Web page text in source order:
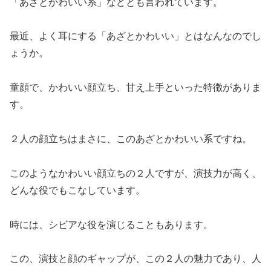
最近、よく耳にする「あざとかわいい」とはなんなのでし
ょうか。
童顔で、かわいい顔立ち、甘え上手といった特徴がありま
す。
２人の顔立ちはまさに、このあざとかわいい系ですね。
このようなかわいい顔立ちの２人ですが、演技力が高く、
どんな役でもこなしています。
時には、シビアな役を演じることもあります。
この、演技と顔のギャップが、この２人の魅力であり、人